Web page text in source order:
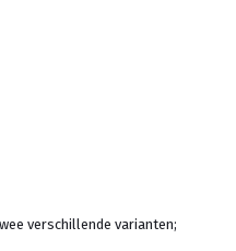
verschillende varianten;